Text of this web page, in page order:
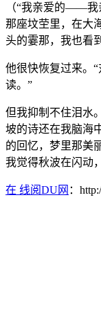
（“我亲爱的——
那座坟茔里，在大
头的霎那，我也看
他很快恢复过来。
读。”
但我抑制不住泪水
坡的诗还在我脑海
的回忆，梦里那美
我觉得秋波在闪动
在 线阅DU网 ：